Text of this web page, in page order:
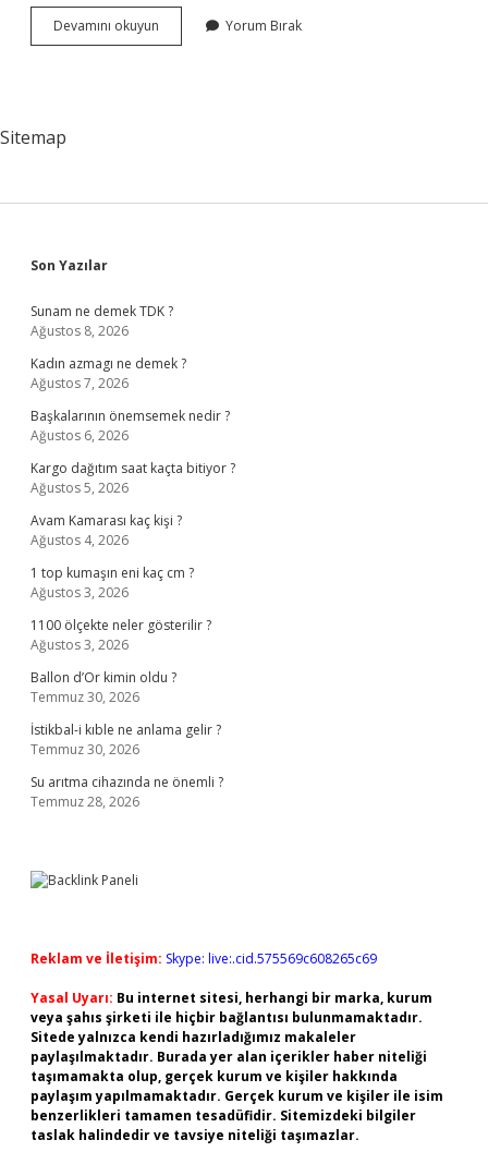
Devamını okuyun
Kebabının
Yorum Bırak
Sitemap
Sidebar
Son Yazılar
Sunam ne demek TDK ?
Ağustos 8, 2026
Kadın azmagı ne demek ?
Ağustos 7, 2026
Başkalarının önemsemek nedir ?
Ağustos 6, 2026
Kargo dağıtım saat kaçta bitiyor ?
Ağustos 5, 2026
Avam Kamarası kaç kişi ?
Ağustos 4, 2026
1 top kumaşın eni kaç cm ?
Ağustos 3, 2026
1100 ölçekte neler gösterilir ?
Ağustos 3, 2026
Ballon d’Or kimin oldu ?
Temmuz 30, 2026
İstikbal-i kıble ne anlama gelir ?
Temmuz 30, 2026
Su arıtma cihazında ne önemli ?
Temmuz 28, 2026
Reklam ve İletişim: Skype: live:.cid.575569c608265c69
Yasal Uyarı: Bu internet sitesi, herhangi bir marka, kurum
veya şahıs şirketi ile hiçbir bağlantısı bulunmamaktadır.
Sitede yalnızca kendi hazırladığımız makaleler
paylaşılmaktadır. Burada yer alan içerikler haber niteliği
taşımamakta olup, gerçek kurum ve kişiler hakkında
paylaşım yapılmamaktadır. Gerçek kurum ve kişiler ile isim
benzerlikleri tamamen tesadüfidir. Sitemizdeki bilgiler
taslak halindedir ve tavsiye niteliği taşımazlar.